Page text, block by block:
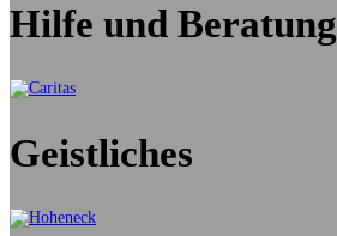
Hilfe und Beratung
Geistliches